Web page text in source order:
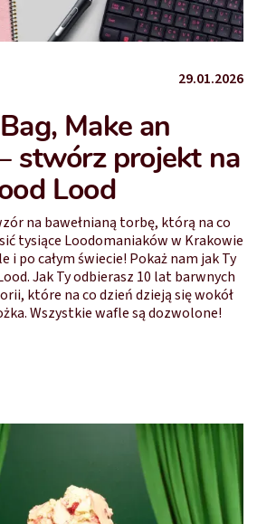
29.01.2026
Make an
stwórz projekt na
Lood
na bawełnianą torbę, którą na co
tysiące Loodomaniaków w Krakowie
i po całym świecie! Pokaż nam jak Ty
Jak Ty odbierasz 10 lat barwnych
które na co dzień dzieją się wokół
Wszystkie wafle są dozwolone!